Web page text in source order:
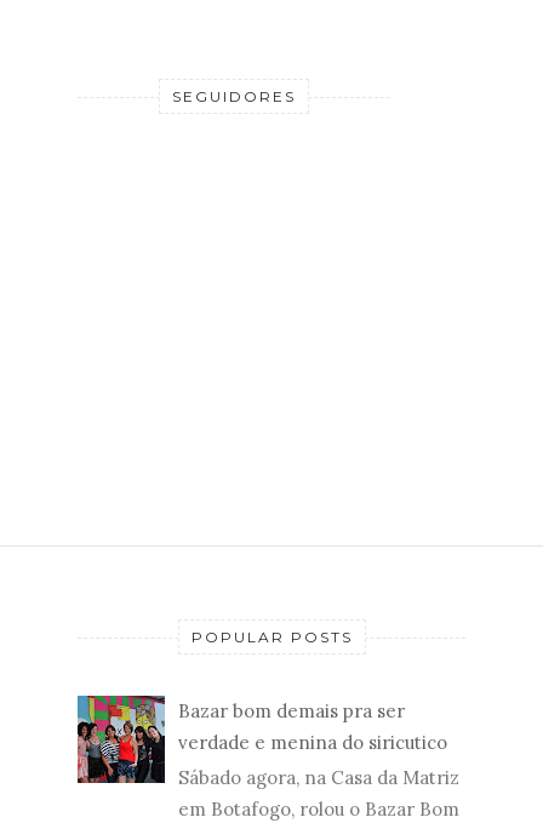
SEGUIDORES
POPULAR POSTS
Bazar bom demais pra ser
verdade e menina do siricutico
Sábado agora, na Casa da Matriz
em Botafogo, rolou o Bazar Bom